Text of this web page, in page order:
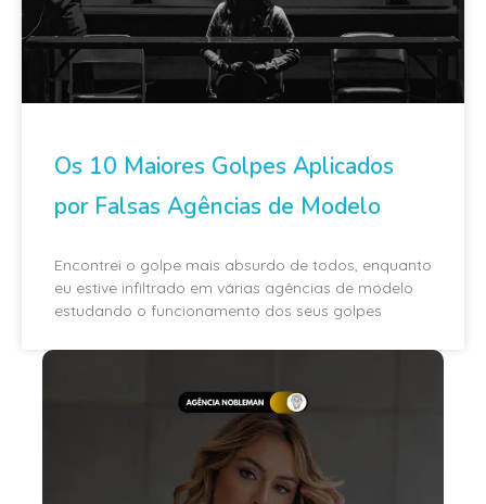
Os 10 Maiores Golpes Aplicados
por Falsas Agências de Modelo
Encontrei o golpe mais absurdo de todos, enquanto
eu estive infiltrado em várias agências de modelo
estudando o funcionamento dos seus golpes